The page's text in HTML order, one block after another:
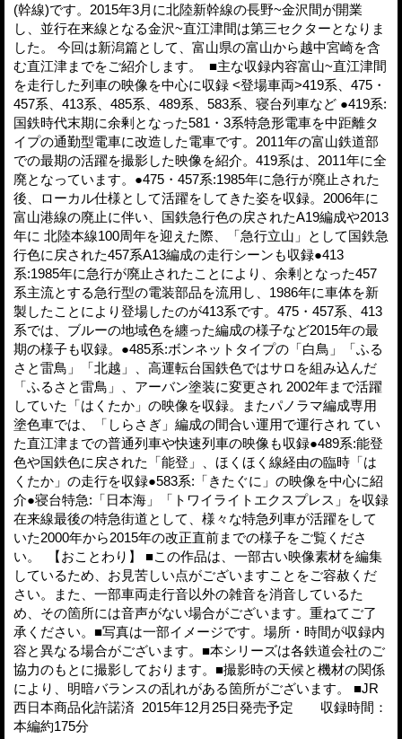
(幹線)です。2015年3月に北陸新幹線の長野~金沢間が開業
し、並行在来線となる金沢~直江津間は第三セクターとなりま
した。 今回は新潟篇として、富山県の富山から越中宮崎を含
む直江津までをご紹介します。 ■主な収録内容富山~直江津間
を走行した列車の映像を中心に収録 <登場車両>419系、475・
457系、413系、485系、489系、583系、寝台列車など ●419系:
国鉄時代末期に余剰となった581・3系特急形電車を中距離タ
イプの通勤型電車に改造した電車です。2011年の富山鉄道部
での最期の活躍を撮影した映像を紹介。419系は、2011年に全
廃となっています。●475・457系:1985年に急行が廃止された
後、ローカル仕様として活躍をしてきた姿を収録。2006年に
富山港線の廃止に伴い、国鉄急行色の戻されたA19編成や2013
年に 北陸本線100周年を迎えた際、「急行立山」として国鉄急
行色に戻された457系A13編成の走行シーンも収録●413
系:1985年に急行が廃止されたことにより、余剰となった457
系主流とする急行型の電装部品を流用し、1986年に車体を新
製したことにより登場したのが413系です。475・457系、413
系では、ブルーの地域色を纏った編成の様子など2015年の最
期の様子も収録。●485系:ボンネットタイプの「白鳥」「ふる
さと雷鳥」「北越」、高運転台国鉄色ではサロを組み込んだ
「ふるさと雷鳥」、アーバン塗装に変更され 2002年まで活躍
していた「はくたか」の映像を収録。またパノラマ編成専用
塗色車では、「しらさぎ」編成の間合い運用で運行され てい
た直江津までの普通列車や快速列車の映像も収録●489系:能登
色や国鉄色に戻された「能登」、ほくほく線経由の臨時「は
くたか」の走行を収録●583系:「きたぐに」の映像を中心に紹
介●寝台特急:「日本海」「トワイライトエクスプレス」を収録
在来線最後の特急街道として、様々な特急列車が活躍をして
いた2000年から2015年の改正直前までの様子をご覧くださ
い。 【おことわり】 ■この作品は、一部古い映像素材を編集
しているため、お見苦しい点がございますことをご容赦くだ
さい。また、一部車両走行音以外の雑音を消音しているた
め、その箇所には音声がない場合がございます。重ねてご了
承ください。■写真は一部イメージです。場所・時間が収録内
容と異なる場合がございます。■本シリーズは各鉄道会社のご
協力のもとに撮影しております。■撮影時の天候と機材の関係
により、明暗バランスの乱れがある箇所がございます。 ■JR
西日本商品化許諾済 2015年12月25日発売予定 収録時間：
本編約175分